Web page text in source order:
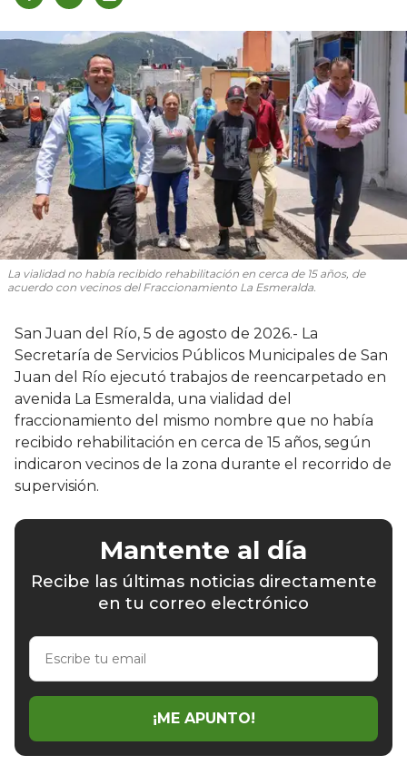
La vialidad no había recibido rehabilitación en cerca de 15 años, de
acuerdo con vecinos del Fraccionamiento La Esmeralda.
San Juan del Río, 5 de agosto de 2026.- La
Secretaría de Servicios Públicos Municipales de San
Juan del Río ejecutó trabajos de reencarpetado en
avenida La Esmeralda, una vialidad del
fraccionamiento del mismo nombre que no había
recibido rehabilitación en cerca de 15 años, según
indicaron vecinos de la zona durante el recorrido de
supervisión.
Mantente al día
Recibe las últimas noticias directamente
en tu correo electrónico
Escribe
email
¡ME APUNTO!